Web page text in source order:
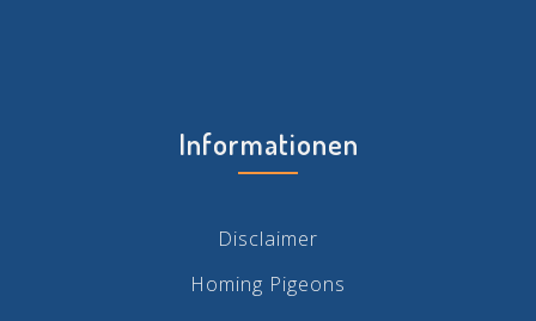
Informationen
Disclaimer
Homing Pigeons